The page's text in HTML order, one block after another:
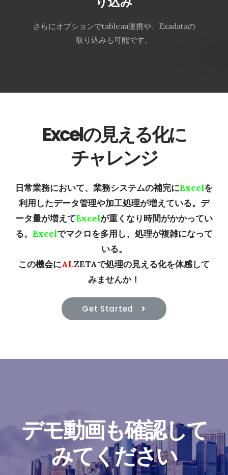
さらにオプションでtableau連携や、Exadataの
取り込みも可能です。
Excelの見える化に
チャレンジ
日常業務において、業務システムの補完にExcelを
利用したデータ管理や加工処理が増えている。デ
ータ量が増えてExcelが重くなり時間がかかってい
る。 Excelでマクロを多用し、処理が複雑になって
いる。
この機会にALZETAで処理の見える化を体感して
みませんか！
Get Started
デモ動画も確認して
みてください